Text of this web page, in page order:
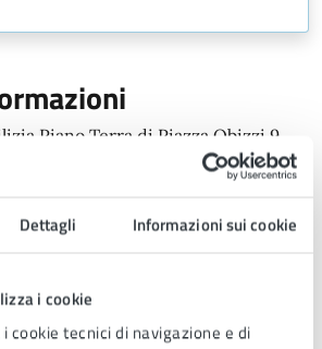
Dettagli Informazioni sui cookie
i cookie
cookie tecnici di navigazione e di
Piano Terra di Piazza Obizzi 9
LINK